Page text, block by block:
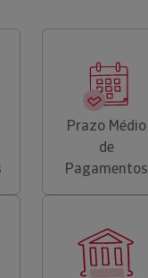
Prazo Médio
de
Pagamentos